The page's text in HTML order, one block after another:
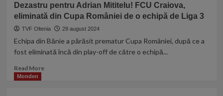
decizie
șocantă!
l
mai
pe
Alex
Mitriță
echipa
detaliile
negocierilor
secrete
dintre
lui
Dezastru pentru Adrian Mititelu! FCU Craiova,
eliminată din Cupa României de o echipă de Liga 3
TVF Oltenia 29 august 2024
Echipa din Bănie a părăsit prematur Cupa României, după ce a
fost eliminată încă din play-off de către o echipă...
Read MoreRead
Monden